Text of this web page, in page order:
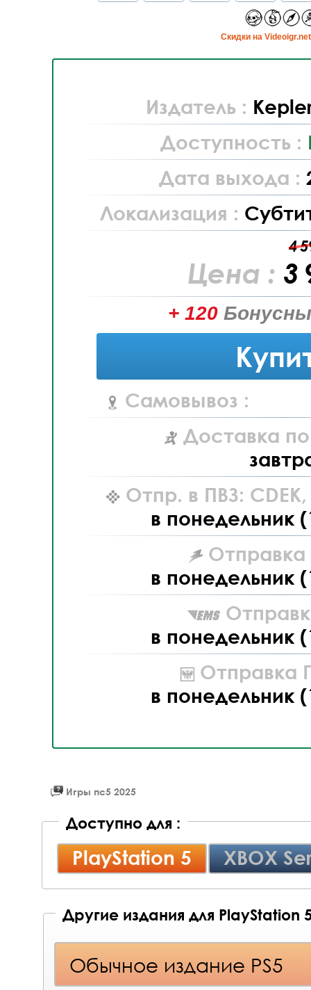
Cкидки на
Издатель :
Доступность :
Дата выхода :
Локализация :
4
Цена : 3
+ 120
Самовывоз :
Доставка
Отпр. в ПВЗ: CDEK,
в понедельник
Отправка
в понедельник
в понедельник
Отправка
в понедельник
Игры пс5 2025
Доступно для :
PlayStation 5 XBOX
Другие издания для PlayStation
Обычное издание PS5